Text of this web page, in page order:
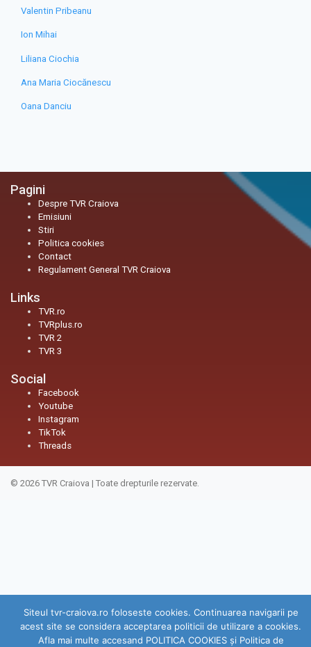
Valentin Pribeanu
Ion Mihai
Liliana Ciochia
Ana Maria Ciocănescu
Oana Danciu
Pagini
Despre TVR Craiova
Emisiuni
Stiri
Politica cookies
Contact
Regulament General TVR Craiova
Links
TVR.ro
TVRplus.ro
TVR 2
TVR 3
Social
Facebook
Youtube
Instagram
TikTok
Threads
© 2026 TVR Craiova | Toate drepturile rezervate.
Siteul tvr-craiova.ro foloseste cookies. Continuarea navigarii pe
acest site se considera acceptarea politicii de utilizare a cookies.
Afla mai multe accesand POLITICA COOKIES și Politica de